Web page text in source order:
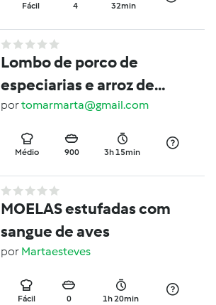
Fácil 4 32min
Lombo de porco de
especiarias e arroz de
açafrão com pedaços
de ameixa seca
portomarmarta@gmail.com
Médio 900 3h 15min
MOELAS estufadas com
sangue de aves
por Martaesteves
Fácil 0 1h 20min